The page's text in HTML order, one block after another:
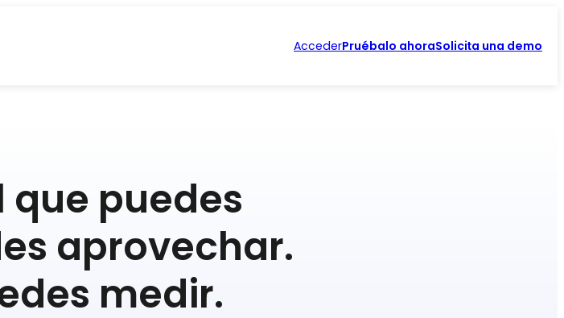
AccederPruébalo ahoraSolicita una demo
puedes
aprovechar.
medir.